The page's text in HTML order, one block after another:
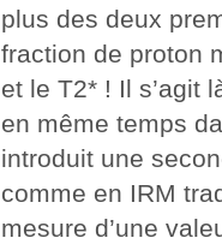
plus des deux
fraction de proton
et le T2* ! Il s’agit
en même temps
introduit une
comme en IRM
mesure d’une